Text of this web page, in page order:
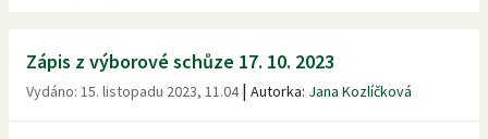
Zápis z výborové schůze 17. 10. 2023
Vydáno: 15. listopadu 2023, 11.04| Autorka: Jana Kozlíčková